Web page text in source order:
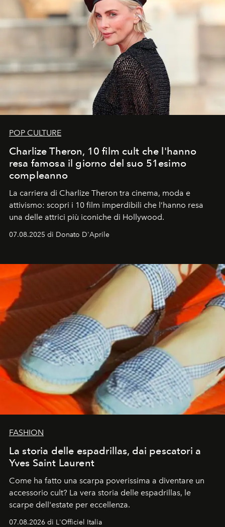
POP CULTURE
Charlize Theron, 10 film cult che l'hanno
resa famosa il giorno del suo 51esimo
compleanno
La carriera di Charlize Theron tra cinema, moda e
attivismo: scopri i 10 film imperdibili che l’hanno resa
una delle attrici più iconiche di Hollywood.
07.08.2025 di Donato D'Aprile
FASHION
La storia delle espadrillas, dai pescatori a
Yves Saint Laurent
Come ha fatto una scarpa poverissima a diventare un
accessorio cult? La vera storia delle espadrillas, le
scarpe dell'estate per eccellenza.
07.08.2026 di L'Officiel Italia